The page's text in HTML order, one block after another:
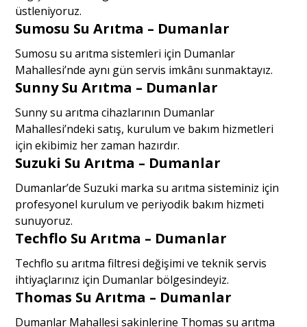
üstleniyoruz.
Sumosu Su Arıtma – Dumanlar
Sumosu su arıtma sistemleri için Dumanlar
Mahallesi’nde aynı gün servis imkânı sunmaktayız.
Sunny Su Arıtma – Dumanlar
Sunny su arıtma cihazlarının Dumanlar
Mahallesi’ndeki satış, kurulum ve bakım hizmetleri
için ekibimiz her zaman hazırdır.
Suzuki Su Arıtma – Dumanlar
Dumanlar’de Suzuki marka su arıtma sisteminiz için
profesyonel kurulum ve periyodik bakım hizmeti
sunuyoruz.
Techflo Su Arıtma – Dumanlar
Techflo su arıtma filtresi değişimi ve teknik servis
ihtiyaçlarınız için Dumanlar bölgesindeyiz.
Thomas Su Arıtma – Dumanlar
Dumanlar Mahallesi sakinlerine Thomas su arıtma